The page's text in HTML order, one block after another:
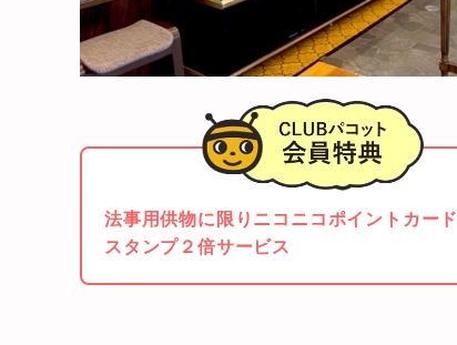
法事用供物に限りニコニコポイントカード
スタンプ２倍サービス